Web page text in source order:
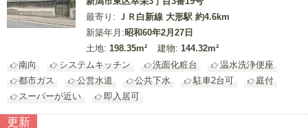
最寄り: ＪＲ白新線 大形駅 約4.6km
新築年月:昭和60年2月27日
土地: 198.35m² 建物: 144.32m²
南向
システムキッチン 洗面化粧台
温水洗浄便座
都市ガス
公営水道 公共下水 駐車2台可
庭付
スーパーが近い
即入居可
更新